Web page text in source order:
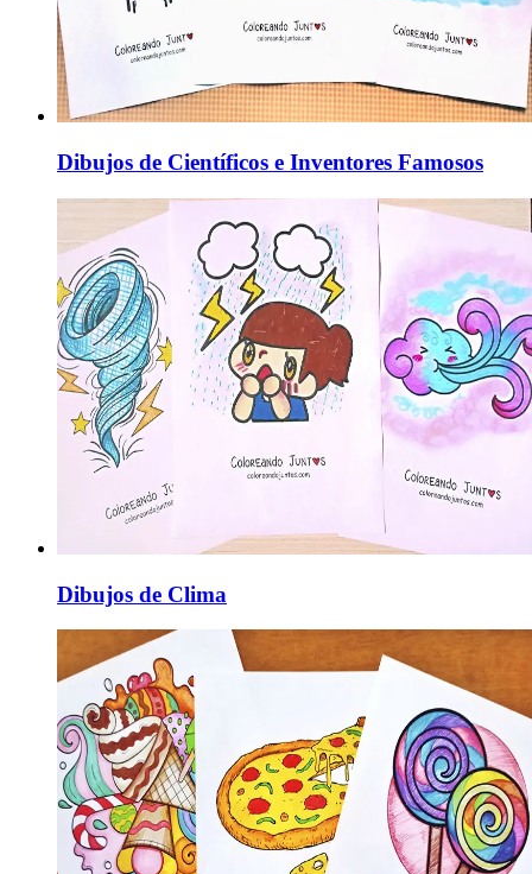
Dibujos de Científicos e Inventores Famosos
Dibujos de Clima